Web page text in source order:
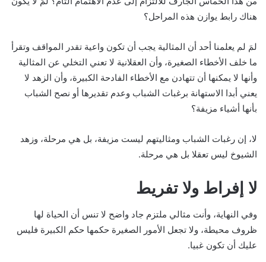
هناك رابط يوازن هذه المراحل؟
لمَ لم يعلمنا أحد أن المثالية يجب أن تكون واعية تقدر المواقف وتقرأ
ما خلف الأخطاء الصغيرة، وأن العقلانية لا تعني التخلي عن المثالية
وأنها لا يمكنها أن تتهادن مع الأخطاء الفادحة الكبيرة، وأن الزهد لا
يعني أبدا الاستهانة برغبات الشباب وعدم تقديرها أو نصح الشباب
بأنها أشياء مزيفة؟
لا، إن رغبات الشباب ومثاليتهم ليست مزيفة، بل هي مرحلة، وزهد
الشيوخ ليس تعقلا بل هي مرحلة.
لا إفراط ولا تفريط
وفي النهاية، وأنت مثالي ملتزم جاد واضح لا تنس أن الحياة لها
ظروف محيطة، ولا تجعل الأمور الصغيرة حكمها حكم الكبيرة فليس
عليك أن تكون غبيا.